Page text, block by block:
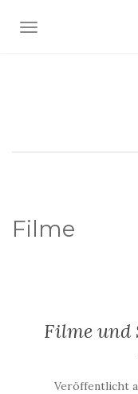
SCHALTE
Filme
Filme und
Veröffentlicht